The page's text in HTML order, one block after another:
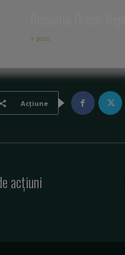
+ posts
Acțiune
acțiuni